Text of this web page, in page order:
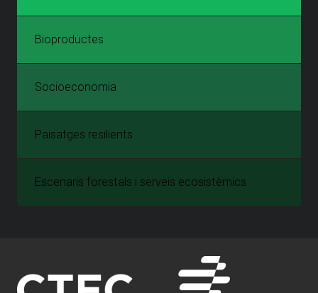
Bioproductes
Socioeconomia
Paisatges resilients
Escenaris forestals i serveis ecosistèmics